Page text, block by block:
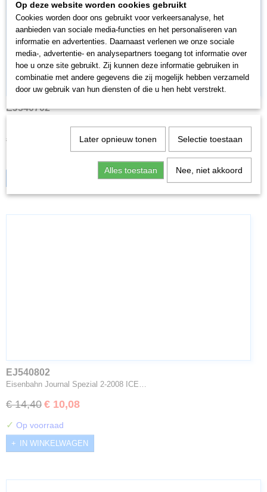
EJ540702
€ 15,85
EJ540802
Eisenbahn Journal Spezial 2-2008 ICE…
€ 14,40 € 10,08
✓ Op voorraad
IN WINKELWAGEN
Op deze website worden cookies gebruikt
Cookies worden door ons gebruikt voor verkeersanalyse, het
aanbieden van sociale media-functies en het personaliseren van
informatie en advertenties. Daarnaast verlenen we onze sociale
media-, advertentie- en analysepartners toegang tot informatie over
hoe u onze site gebruikt. Zij kunnen deze informatie gebruiken in
combinatie met andere gegevens die zij mogelijk hebben verzameld
door uw gebruik van hun diensten of die u hen hebt verstrekt.
Later opnieuw tonen Selectie toestaan
Alles toestaan Nee, niet akkoord